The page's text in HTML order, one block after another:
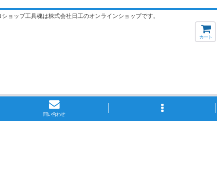
ョップ工具魂は株式会社日工のオンラインショップです。
カート
問い合わせ